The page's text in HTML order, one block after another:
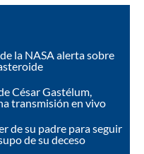
la NASA alerta sobre
César Gastélum,
transmisión en vivo
de su padre para seguir
de su deceso